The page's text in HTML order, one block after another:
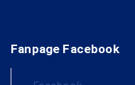
Fanpage Facebook